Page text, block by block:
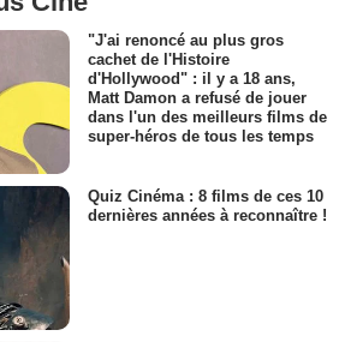
"J'ai renoncé au plus gros
cachet de l'Histoire
d'Hollywood" : il y a 18 ans,
Matt Damon a refusé de jouer
dans l'un des meilleurs films de
super-héros de tous les temps
Quiz Cinéma : 8 films de ces 10
dernières années à reconnaître !